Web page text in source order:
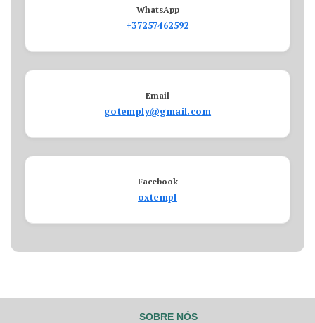
WhatsApp
+37257462592
Email
gotemply@gmail.com
Facebook
oxtempl
SOBRE NÓS